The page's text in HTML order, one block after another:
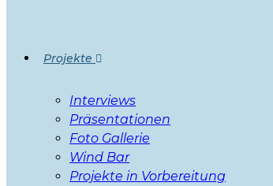
Projekte
Interviews
Präsentationen
Foto Gallerie
Wind Bar
Projekte in Vorbereitung